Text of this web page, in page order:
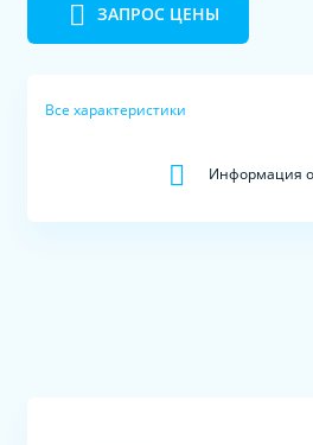
ЗАПРОС ЦЕНЫ
Все характеристики
Информация о